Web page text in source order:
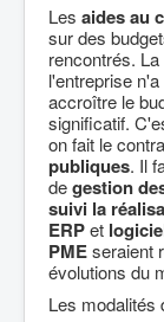
Les aides au
sur des
rencontrés.
l'entreprise
accroître le
significatif.
on fait le
publiques. Il
degestion
suivi la
ERPet
PMEseraient
évolutions du
Les modalités